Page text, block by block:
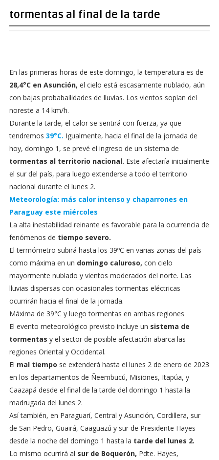
tormentas al final de la tarde
En las primeras horas de este domingo, la temperatura es de
28,4°C en Asunción, el cielo está escasamente nublado, aún
con bajas probabailidades de lluvias. Los vientos soplan del
noreste a 14 km/h.
Durante la tarde, el calor se sentirá con fuerza, ya que
tendremos 39°C. Igualmente, hacia el final de la jornada de
hoy, domingo 1, se prevé el ingreso de un sistema de
tormentas al territorio nacional. Este afectaría inicialmente
el sur del país, para luego extenderse a todo el territorio
nacional durante el lunes 2.
Meteorología: más calor intenso y chaparrones en
Paraguay este miércoles
La alta inestabilidad reinante es favorable para la ocurrencia de
fenómenos de tiempo severo.
El termómetro subirá hasta los 39ºC en varias zonas del país
como máxima en un domingo caluroso, con cielo
mayormente nublado y vientos moderados del norte. Las
lluvias dispersas con ocasionales tormentas eléctricas
ocurrirán hacia el final de la jornada.
Máxima de 39°C y luego tormentas en ambas regiones
El evento meteorológico previsto incluye un sistema de
tormentas y el sector de posible afectación abarca las
regiones Oriental y Occidental.
El mal tiempo se extenderá hasta el lunes 2 de enero de 2023
en los departamentos de Ñeembucú, Misiones, Itapúa, y
Caazapá desde el final de la tarde del domingo 1 hasta la
madrugada del lunes 2.
Así también, en Paraguarí, Central y Asunción, Cordillera, sur
de San Pedro, Guairá, Caaguazú y sur de Presidente Hayes
desde la noche del domingo 1 hasta la tarde del lunes 2.
Lo mismo ocurrirá al sur de Boquerón, Pdte. Hayes,